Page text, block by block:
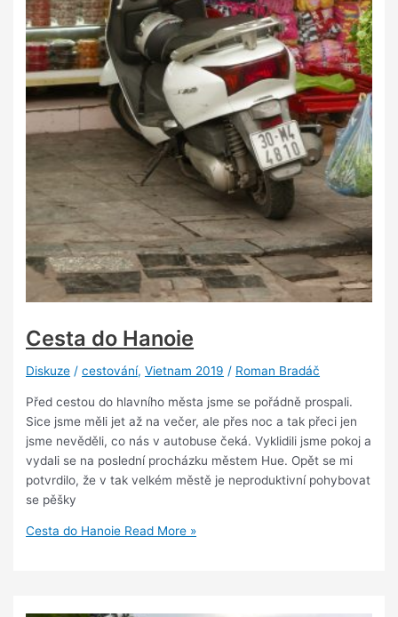
Cesta do Hanoie
Diskuze /cestování,Vietnam 2019 / Roman Bradáč
Před cestou do hlavního města jsme se pořádně prospali.
Sice jsme měli jet až na večer, ale přes noc a tak přeci jen
jsme nevěděli, co nás v autobuse čeká. Vyklidili jsme pokoj a
vydali se na poslední procházku městem Hue. Opět se mi
potvrdilo, že v tak velkém městě je neproduktivní pohybovat
se pěšky
Cesta do Hanoie Read More »